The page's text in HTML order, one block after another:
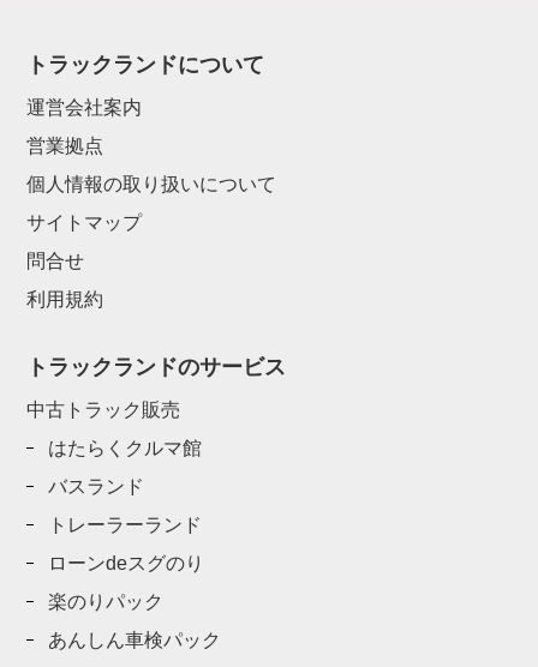
トラックランドについて
運営会社案内
営業拠点
個人情報の取り扱いについて
サイトマップ
問合せ
利用規約
トラックランドのサービス
中古トラック販売
はたらくクルマ館
バスランド
トレーラーランド
ローンdeスグのり
楽のりパック
あんしん車検パック